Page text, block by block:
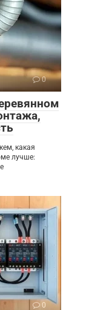
0
какая
лучше:
0